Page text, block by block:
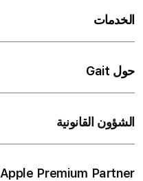
الخدمات
حول Gait
الشؤون القانونية
Apple Premium Partner